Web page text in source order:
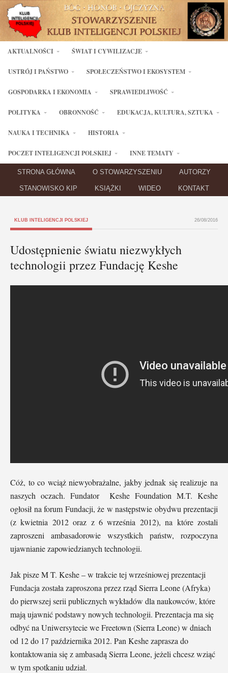
AKTUALNOŚCI ŚWIAT I CYWILIZACJE
USTRÓJ I PAŃSTWO SPOŁECZEŃSTWO I EKOSYSTEM
GOSPODARKA I EKONOMIA SPRAWIEDLIWOŚĆ
POLITYKA OBRONNOŚĆ EDUKACJA, KULTURA, SZTUKA
NAUKA I TECHNIKA HISTORIA
POCZET INTELIGENCJI POLSKIEJ INNE TEMATY
STRONA GŁÓWNA O STOWARZYSZENIU AUTORZY
STANOWISKO KIP KSIĄŻKI WIDEO KONTAKT
KLUB INTELIGENCJI POLSKIEJ 26/08/2016
Udostępnienie światu niezwykłych
technologii przez Fundację Keshe
Cóż, to co wciąż niewyobrażalne, jakby jednak się realizuje na
naszych oczach. Fundator Keshe Foundation M.T. Keshe
ogłosił na forum Fundacji, że w następstwie obydwu prezentacji
(z kwietnia 2012 oraz z 6 września 2012), na które zostali
zaproszeni ambasadorowie wszystkich państw, rozpoczyna
ujawnianie zapowiedzianych technologii.
Jak pisze M T. Keshe – w trakcie tej wrześniowej prezentacji
Fundacja została zaproszona przez rząd Sierra Leone (Afryka)
do pierwszej serii publicznych wykładów dla naukowców, które
mają ujawnić podstawy nowych technologii. Prezentacja ma się
odbyć na Uniwersytecie we Freetown (Sierra Leone) w dniach
od 12 do 17 października 2012. Pan Keshe zaprasza do
kontaktowania się z ambasadą Sierra Leone, jeżeli chcesz wziąć
w tym spotkaniu udział.